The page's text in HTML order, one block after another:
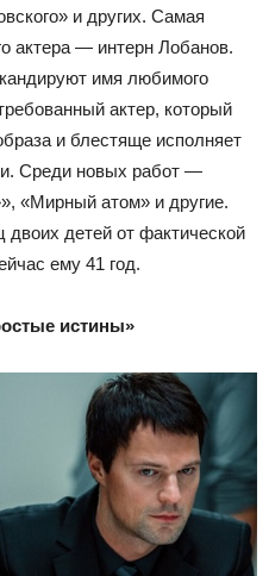
и других. Самая
актера — интерн Лобанов.
имя любимого
актер, который
и блестяще исполняет
Среди новых работ —
«Мирный атом» и другие.
детей от фактической
ему 41 год.
истины»